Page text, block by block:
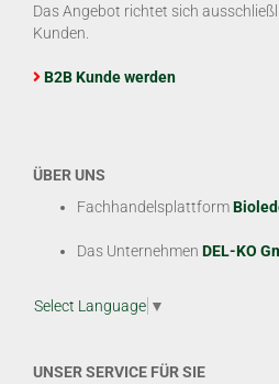
Das Angebot richtet sich
Kunden.
B2B Kunde werden
ÜBER UNS
Fachhandelsplattform
Das Unternehmen DEL-KO
Select Language ▼
UNSER SERVICE FÜR SIE